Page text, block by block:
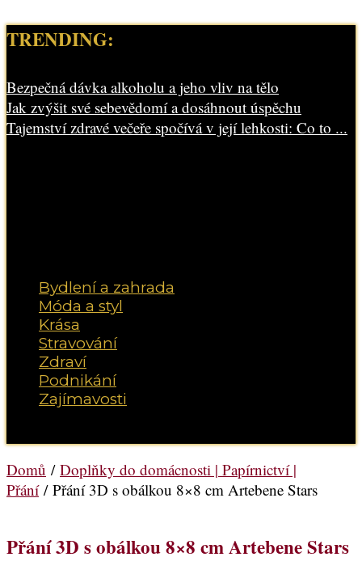
TRENDING:
Bezpečná dávka alkoholu a jeho vliv na tělo
Jak zvýšit své sebevědomí a dosáhnout úspěchu
Tajemství zdravé večeře spočívá v její lehkosti: Co to ...
Bydlení a zahrada
Móda a styl
Krása
Stravování
Zdraví
Podnikání
Zajímavosti
Domů / Doplňky do domácnosti | Papírnictví |
Přání/ Přání 3D s obálkou 8×8 cm Artebene Stars
Přání 3D s obálkou 8×8 cm Artebene Stars